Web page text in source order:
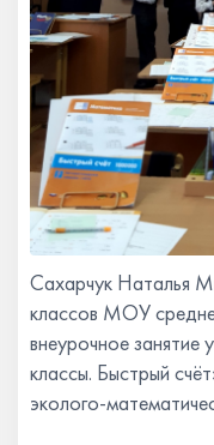
Сахарчук Наталья
классов МОУ
внеурочное
классы. Быстрый
эколого-